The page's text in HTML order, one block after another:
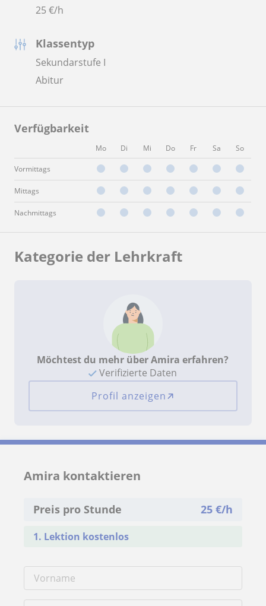
25€/h
Klassentyp
Sekundarstufe I
Abitur
Verfügbarkeit
Mo Di Mi Do Fr Sa So
Vormittags
Mittags
Nachmittags
Kategorie der Lehrkraft
Möchtest du mehr über Amira erfahren?
Verifizierte Daten
Profil anzeigen
Amira kontaktieren
Preis pro Stunde 25€/h
1. Lektion kostenlos